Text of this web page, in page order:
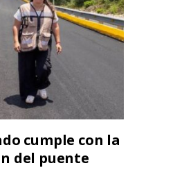
cumple con la
del puente